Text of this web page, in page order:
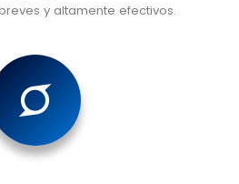
y altamente efectivos.